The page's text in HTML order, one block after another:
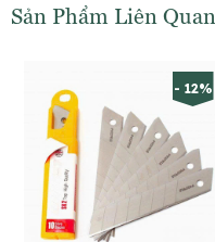
Sản Phẩm Liên Quan
- 12%